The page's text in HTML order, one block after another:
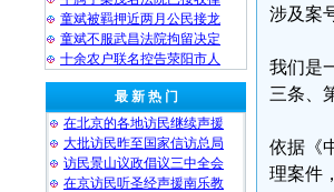
童斌被羁押近两月公民接龙
童斌不服武昌法院拘留决定
十余农户联名控告荥阳市人
最 新 热 门
在北京的各地访民继续声援
大批访民昨至国家信访总局
访民景山议政倡议三中全会
在京访民听圣经声援南乐教
涉及案
我们是
三条、
依据《
理案件